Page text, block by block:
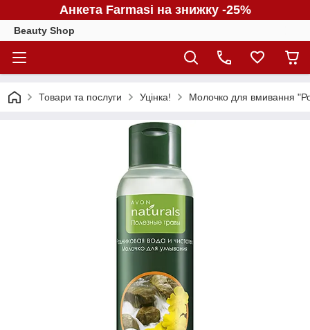
Анкета Farmasi на знижку -25%
Beauty Shop
Товари та послуги Уцінка! Молочко для вмивання